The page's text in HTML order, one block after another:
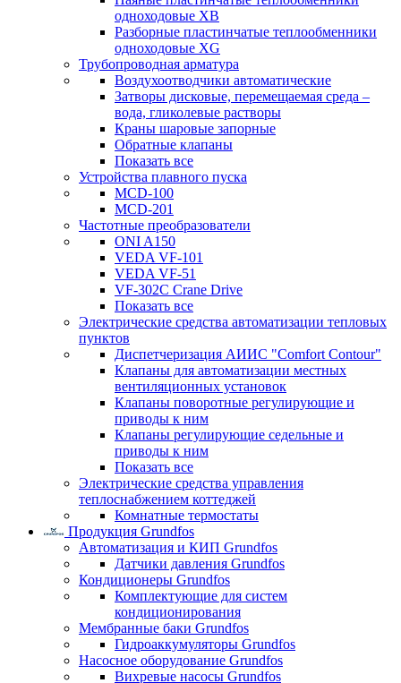
одноходовые ХВ
Разборные пластинчатые теплообменники
одноходовые ХG
Трубопроводная арматура
Воздухоотводчики автоматические
Затворы дисковые, перемещаемая среда –
вода, гликолевые растворы
Краны шаровые запорные
Обратные клапаны
Показать все
Устройства плавного пуска
MCD-100
MCD-201
Частотные преобразователи
ONI A150
VEDA VF-101
VEDA VF-51
VF-302C Crane Drive
Показать все
Электрические средства автоматизации тепловых
пунктов
Диспетчеризация АИИС "Comfort Contour"
Клапаны для автоматизации местных
вентиляционных установок
Клапаны поворотные регулирующие и
приводы к ним
Клапаны регулирующие седельные и
приводы к ним
Показать все
Электрические средства управления
теплоснабжением коттеджей
Комнатные термостаты
Продукция Grundfos
Автоматизация и КИП Grundfos
Датчики давления Grundfos
Кондиционеры Grundfos
Комплектующие для систем
кондиционирования
Мембранные баки Grundfos
Гидроаккумуляторы Grundfos
Насосное оборудование Grundfos
Вихревые насосы Grundfos